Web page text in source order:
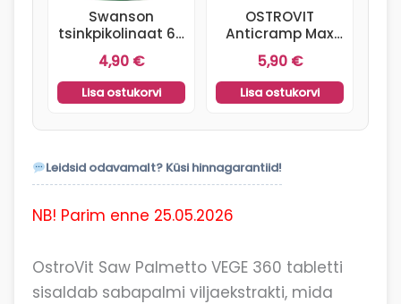
Swanson
tsinkpikolinaat 60
kapslit.
4,90 €
Lisa ostukorvi
OSTROVIT
Anticramp Max
90 tabletti
5,90 €
Lisa ostukorvi
Leidsid odavamalt? Küsi hinnagarantiid!
NB! Parim enne 25.05.2026
OstroVit Saw Palmetto VEGE 360 tabletti
sisaldab sabapalmi viljaekstrakti, mida